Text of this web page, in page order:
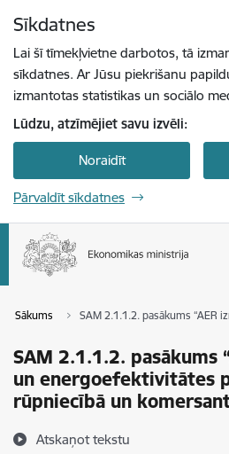
Sīkdatnes
Lai šī tīmekļvietne darbotos, tā
sīkdatnes. Ar Jūsu piekrišanu
izmantotas statistikas un sociālo
Lūdzu, atzīmējiet savu izvēli:
Noraidīt
Pārvaldīt sīkdatnes
Sākums SAM 2.1.1.2. pasākums
SAM 2.1.1.2. pasākums
un energoefektivitātes
rūpniecībā un
Atskaņot tekstu